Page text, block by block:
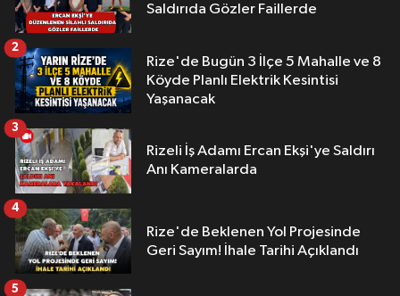
Saldırıda Gözler Faillerde
Rize'de Bugün 3 İlçe 5 Mahalle ve 8
Köyde Planlı Elektrik Kesintisi
Yaşanacak
2
Rizeli İş Adamı Ercan Ekşi'ye Saldırı
Anı Kameralarda
3
Rize'de Beklenen Yol Projesinde
Geri Sayım! İhale Tarihi Açıklandı
4
5